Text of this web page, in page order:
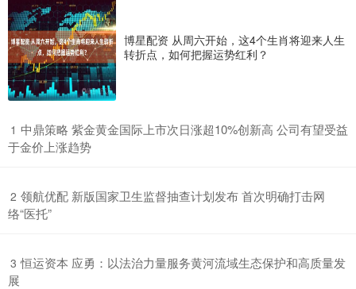
博星配资 从周六开始，这4个生肖将迎来人生
转折点，如何把握运势红利？
1 ​中鼎策略 紫金黄金国际上市次日涨超10%创新高 公司有望受益
于金价上涨趋势
2 ​领航优配 新版国家卫生监督抽查计划发布 首次明确打击网
络“医托”
3 ​恒运资本 应勇：以法治力量服务黄河流域生态保护和高质量发
展